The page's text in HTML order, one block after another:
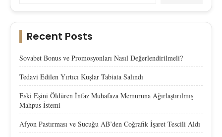
Recent Posts
Sovabet Bonus ve Promosyonları Nasıl Değerlendirilmeli?
Tedavi Edilen Yırtıcı Kuşlar Tabiata Salındı
Eski Eşini Öldüren İnfaz Muhafaza Memuruna Ağırlaştırılmış
Mahpus İstemi
Afyon Pastırması ve Sucuğu AB’den Coğrafik İşaret Tescili Aldı